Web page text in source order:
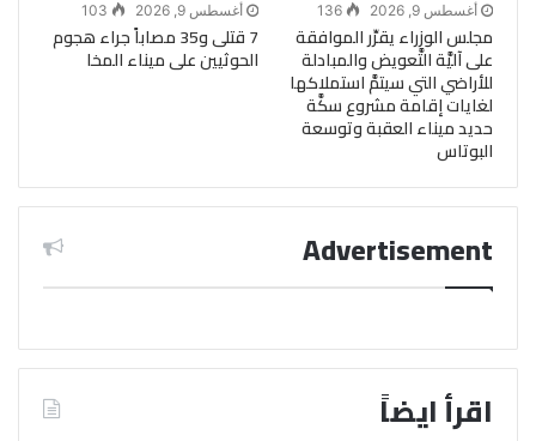
أغسطس 9, 2026 136
مجلس الوزراء يقرِّر الموافقة
على آليَّة التَّعويض والمبادلة
للأراضي التي سيتمَّ استملاكها
لغايات إقامة مشروع سكَّة
حديد ميناء العقبة وتوسعة
البوتاس
أغسطس 9, 2026 103
7 قتلى و35 مصاباً جراء هجوم
الحوثيين على ميناء المخا
Advertisement
اقرأ ايضاً